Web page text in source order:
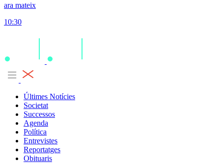
ara mateix
10:30
Últimes Notícies
Societat
Successos
Agenda
Política
Entrevistes
Reportatges
Obituaris